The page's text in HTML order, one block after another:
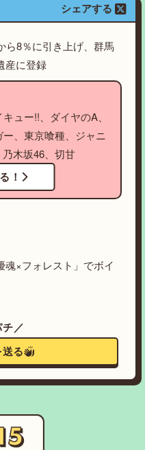
シェアする
ら8％に引き上げ、群馬
産に登録
ュー!!、ダイヤのA、
、東京喰種、ジャニ
木坂46、切甘
！
魂×フォレスト」でボイ
／
る